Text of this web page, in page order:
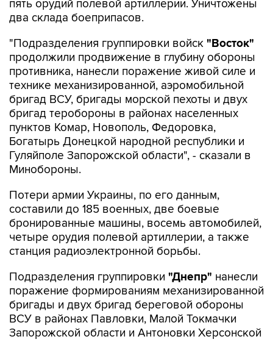
"Подразделения группировки войск
противника, нанесли поражение живой силе и
технике механизированной, аэромобильной
бригад ВСУ, бригады морской пехоты и двух
бригад теробороны в районах населенных
пунктов Комар, Новополь, Федоровка,
Богатырь Донецкой народной республики и
Гуляйполе Запорожской области", - сказали в
Минобороны.
Потери армии Украины, по его данным,
бронированные машины, восемь автомобилей,
четыре орудия полевой артиллерии, а также
станция радиоэлектронной борьбы.
Подразделения группировки"Днепр"
бригады и двух бригад береговой обороны
ВСУ в районах Павловки, Малой Токмачки
Запорожской области и Антоновки Херсонской
области. За сутки украинская армия потеряла
здесь до 60 военнослужащих, четыре